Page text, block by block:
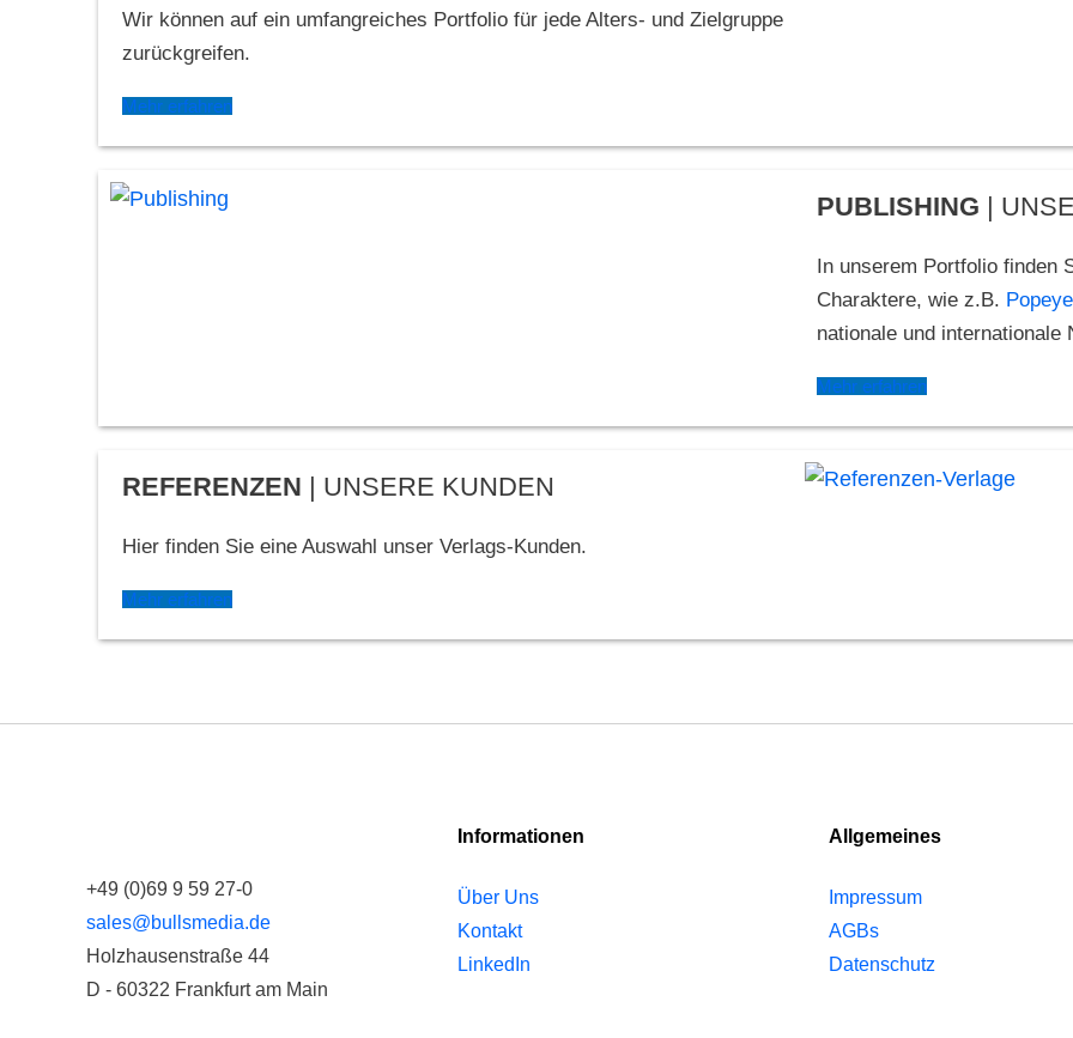
Wir können auf ein umfangreiches Portfolio für jede Alters- und Zielgruppe
zurückgreifen.
Mehr erfahren
PUBLISHING |
In unserem Portfolio finden
Charaktere, wie z.B. Popeye
nationale und internationale
Mehr erfahren
REFERENZEN | UNSERE KUNDEN
Hier finden Sie eine Auswahl unser Verlags-Kunden.
Mehr erfahren
+49 (0)69 9 59 27-0
sales@bullsmedia.de
Holzhausenstraße 44
D - 60322 Frankfurt am Main
Informationen
Über Uns
Kontakt
LinkedIn
Allgemeines
Impressum
AGBs
Datenschutz